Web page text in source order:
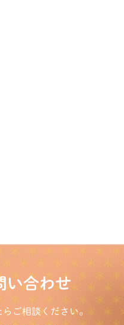
い合わせ
ご相談ください。